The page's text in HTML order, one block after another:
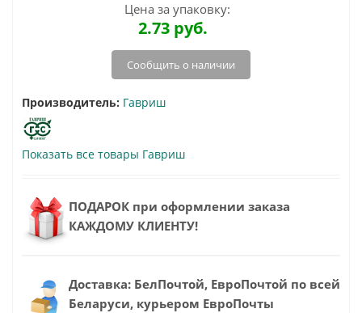
Цена за упаковку:
2.73 руб.
Сообщить о наличии
Производитель: Гавриш
Показать все товары Гавриш
ПОДАРОК при оформлении заказа
КАЖДОМУ КЛИЕНТУ!
Доставка: БелПочтой, ЕвроПочтой по всей
Беларуси, курьером ЕвроПочты